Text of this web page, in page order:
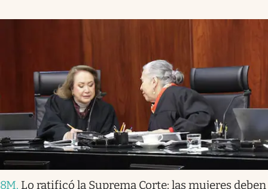
8M. Lo ratificó la Suprema Corte: las mujeres deben